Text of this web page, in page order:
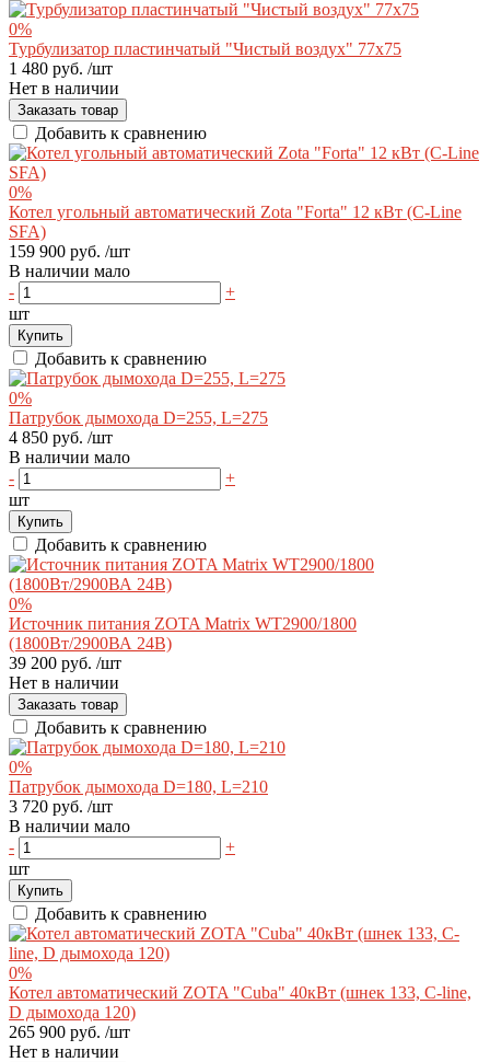
0%
Турбулизатор пластинчатый "Чистый воздух" 77х75
1 480 руб. /шт
Нет в наличии
Заказать товар
Добавить к сравнению
0%
Котел угольный автоматический Zota "Forta" 12 кВт (C-Line
SFA)
159 900 руб. /шт
В наличии мало
-
+
шт
Купить
Добавить к сравнению
0%
Патрубок дымохода D=255, L=275
4 850 руб. /шт
В наличии мало
-
+
шт
Купить
Добавить к сравнению
0%
Источник питания ZOTA Matrix WT2900/1800
(1800Вт/2900ВА 24В)
39 200 руб. /шт
Нет в наличии
Заказать товар
Добавить к сравнению
0%
Патрубок дымохода D=180, L=210
3 720 руб. /шт
В наличии мало
-
+
шт
Купить
Добавить к сравнению
0%
Котел автоматический ZOTA "Cuba" 40кВт (шнек 133, C-line,
D дымохода 120)
265 900 руб. /шт
Нет в наличии